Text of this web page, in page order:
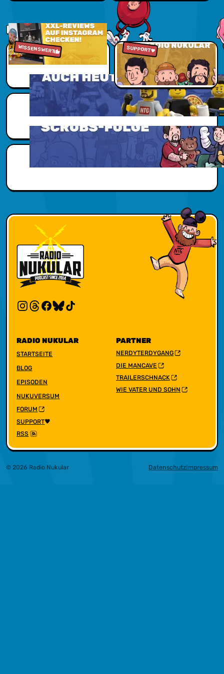
Jetzt sparen
NUKUVERSUM
Zu den Reviews
WISSENSWERT
Scubs Zusatzwissen
Jetzt reinhören
SUPPORT
RADIO NUKULAR
STARTSEITE
BLOG
EPISODEN
NUKUVERSUM
FORUM
SUPPORT
RSS
PARTNER
NERDYTERDYGANG
DIE MANCAVE
TRAILERSCHNACK
WIE VATER UND SOHN
© 2026 Radio Nukular DatenschutzImpressum